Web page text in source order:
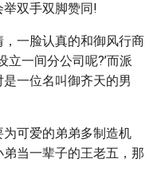
双手双脚赞同!
一脸认真的和御风行商
立一间分公司呢?’而派
一位名叫御齐天的男
可爱的弟弟多制造机
当一辈子的王老五，那